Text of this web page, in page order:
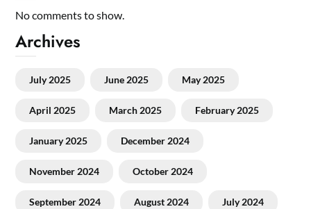
No comments to show.
Archives
July 2025 June 2025 May 2025
April 2025 March 2025 February 2025
January 2025 December 2024
November 2024 October 2024
September 2024 August 2024 July 2024